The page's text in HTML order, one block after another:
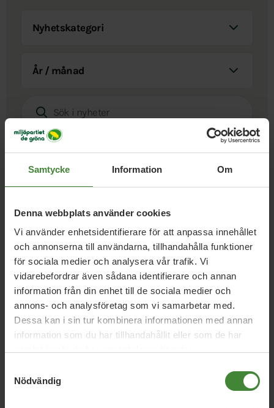
Samtycke Information Om
Denna webbplats använder cookies
Vi använder enhetsidentifierare för att anpassa innehållet
och annonserna till användarna, tillhandahålla funktioner
för sociala medier och analysera vår trafik. Vi
vidarebefordrar även sådana identifierare och annan
information från din enhet till de sociala medier och
annons- och analysföretag som vi samarbetar med.
Dessa kan i sin tur kombinera informationen med annan
information som du har tillhandahållit eller som de har
Nödvändig
Visa resultat
Stockholms gröna våg håller i sig
Miljöpartiet vill riva upp Stockholms
bostadsmål
Stockholm, 25 juni 2026
personers rättigheter